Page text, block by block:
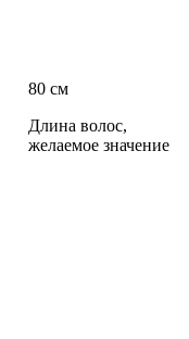
80 см
Длина волос,
желаемое значение